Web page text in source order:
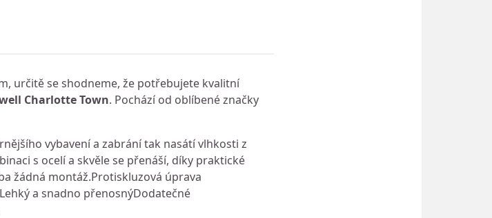
určitě se shodneme, že potřebujete kvalitní
Charlotte Town. Pochází od oblíbené značky
vybavení a zabrání tak nasátí vlhkosti z
s ocelí a skvěle se přenáší, díky praktické
žádná montáž.Protiskluzová úprava
a snadno přenosnýDodatečné